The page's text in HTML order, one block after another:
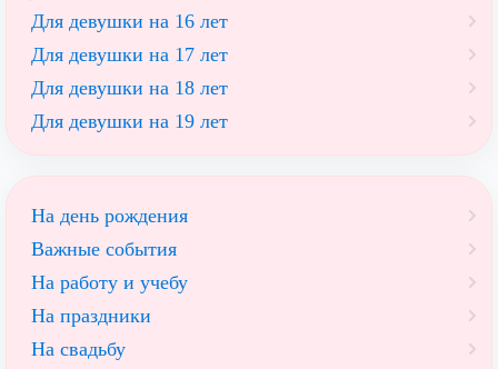
Для девушки на 16 лет
Для девушки на 17 лет
Для девушки на 18 лет
Для девушки на 19 лет
На день рождения
Важные события
На работу и учебу
На праздники
На свадьбу